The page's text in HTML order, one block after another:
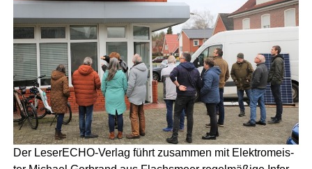
Der Lese­r­ECHO-Ver­lag führt zusam­men mit Elek­tro­meis­